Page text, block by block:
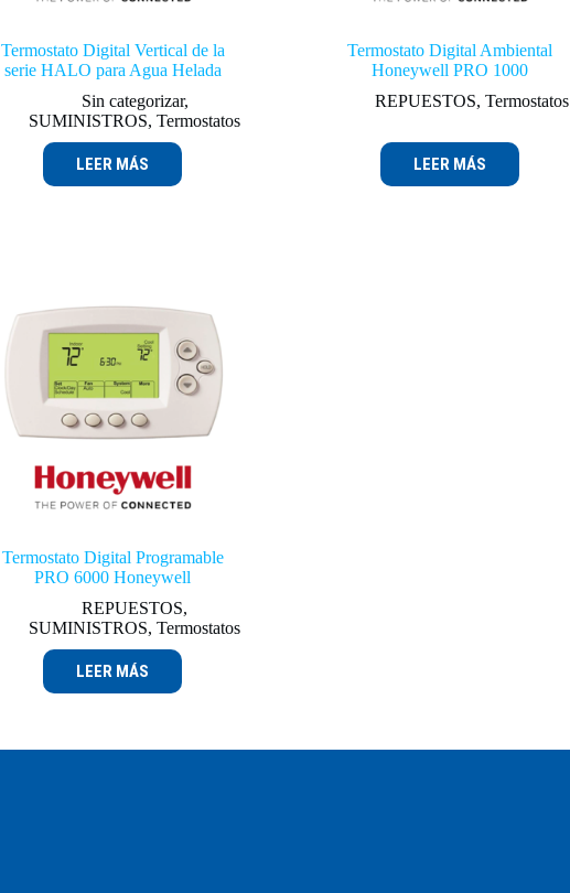
Termostato Digital Vertical de la
serie HALO para Agua Helada
Sin categorizar,
SUMINISTROS,Termostatos
LEER MÁS
Termostato Digital Ambiental
Honeywell PRO 1000
REPUESTOS, Termostatos
LEER MÁS
Termostato Digital Programable
PRO 6000 Honeywell
REPUESTOS,
SUMINISTROS,Termostatos
LEER MÁS